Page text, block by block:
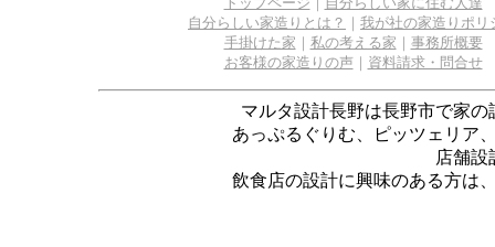
自分らしい家造りとは？
我が社の家造りポリ
手掛けた家
私の考える家
事務所概要
お客様の家造りの声｜ 資料請求・問合せ
マルタ設計長野は長野市で家
あっぷるぐりむ、ピッツェリア
店舗設
飲食店の設計に興味のある方は